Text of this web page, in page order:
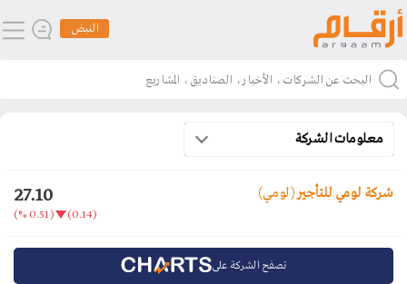
النبض
معلومات الشركة
شركة لومي للتأجير(لومي) 27.10
(0.14)
(0.51 %)
تصفح الشركة على